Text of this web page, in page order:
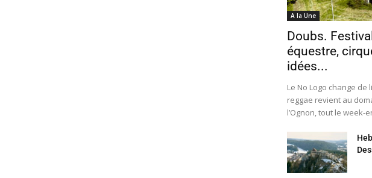
A la Une
Doubs.
équestre,
idées...
Le No Logo change
reggae revient au
l’Ognon, tout le week-